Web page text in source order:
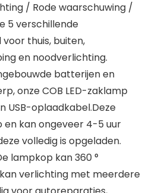
/ Rode waarschuwing /
5 verschillende
thuis, buiten,
en noodverlichting.
batterijen en
onze COB LED-zaklamp
USB-oplaadkabel.Deze
kan ongeveer 4-5 uur
volledig is opgeladen.
lampkop kan 360 °
verlichting met meerdere